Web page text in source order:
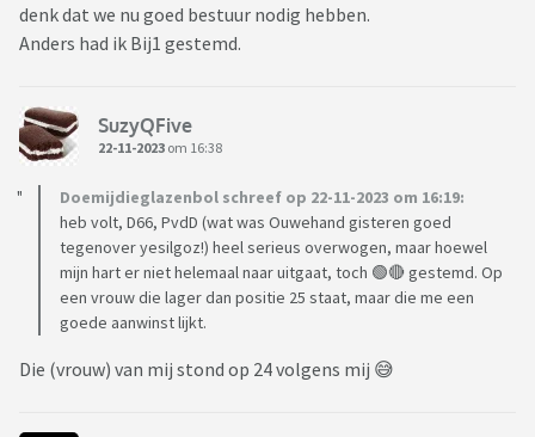
denk dat we nu goed bestuur nodig hebben.
Anders had ik Bij1 gestemd.
SuzyQFive
22-11-2023 om 16:38
Doemijdieglazenbol schreef op 22-11-2023 om 16:19:
heb volt, D66, PvdD (wat was Ouwehand gisteren goed
tegenover yesilgoz!) heel serieus overwogen, maar hoewel
mijn hart er niet helemaal naar uitgaat, toch 🟢🔴 gestemd. Op
een vrouw die lager dan positie 25 staat, maar die me een
goede aanwinst lijkt.
Die (vrouw) van mij stond op 24 volgens mij 😅